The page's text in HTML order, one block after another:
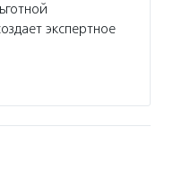
экспертное